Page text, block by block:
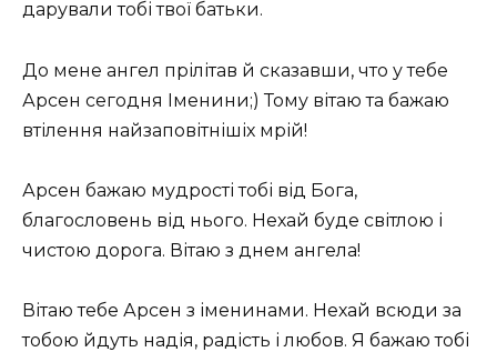
дарували тобі твої батьки.
До мене ангел прілітав й сказавши, что у тебе
Арсен сегодня Іменини;) Тому вітаю та бажаю
втілення найзаповітнішіх мрій!
Арсен бажаю мудрості тобі від Бога,
благословень від нього. Нехай буде світлою і
чистою дорога. Вітаю з днем ​​ангела!
Вітаю тебе Арсен з іменинами. Нехай всюди за
тобою йдуть надія, радість і любов. Я бажаю тобі